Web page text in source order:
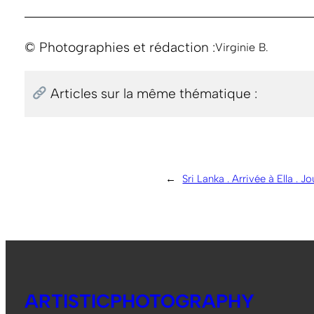
© Photographies et rédaction :Virginie B.
Articles sur la même thématique :
← Sri Lanka . Arrivée à Ella .
ARTISTICPHOTOGRAPHY